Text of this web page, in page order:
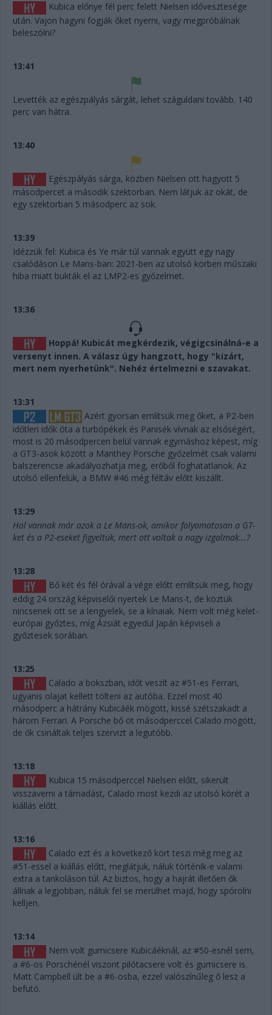
Kubica előnye fél perc felett Nielsen idővesztesége
után. Vajon hagyni fogják őket nyerni, vagy megpróbálnak
beleszólni?
13:41
Levették az egészpályás sárgát, lehet száguldani tovább. 140
perc van hátra.
13:40
Egészpályás sárga, közben Nielsen ott hagyott 5
másodpercet a második szektorban. Nem látjuk az okát, de
egy szektorban 5 másodperc az sok.
13:39
Idézzük fel: Kubica és Ye már túl vannak együtt egy nagy
csalódáson Le Mans-ban: 2021-ben az utolsó körben műszaki
hiba miatt bukták el az LMP2-es győzelmet.
13:36
Hoppá! Kubicát megkérdezik, végigcsinálná-e a
versenyt innen. A válasz úgy hangzott, hogy "kizárt,
mert nem nyerhetünk". Nehéz értelmezni e szavakat.
13:31
Azért gyorsan említsük meg őket, a P2-ben
időtlen idők óta a turbópékek és Panisék vívnak az elsőségért,
most is 20 másodpercen belül vannak egymáshoz képest, míg
a GT3-asok között a Manthey Porsche győzelmét csak valami
balszerencse akadályozhatja meg, erőből foghatatlanok. Az
utolsó ellenfelük, a BMW #46 még féltáv előtt kiszállt.
13:29
Hol vannak már azok a Le Mans-ok, amikor folyamatosan a GT-
ket és a P2-eseket figyeltük, mert ott voltak a nagy izgalmak...?
13:28
Bő két és fél órával a vége előtt említsük meg, hogy
eddig 24 ország képviselői nyertek Le Mans-t, de köztük
nincsenek ott se a lengyelek, se a kínaiak. Nem volt még kelet-
európai győztes, míg Ázsiát egyedül Japán képviseli a
győztesek sorában.
13:25
Calado a bokszban, időt veszít az #51-es Ferrari,
ugyanis olajat kellett tölteni az autóba. Ezzel most 40
másodperc a hátrány Kubicáék mögött, kissé szétszakadt a
három Ferrari. A Porsche bő öt másodperccel Calado mögött,
de ők csináltak teljes szervizt a legutóbb.
13:18
Kubica 15 másodperccel Nielsen előtt, sikerült
visszaverni a támadást, Calado most kezdi az utolsó körét a
kiállás előtt.
13:16
Calado ezt és a következő kört teszi még meg az
#51-essel a kiállás előtt, meglátjuk, náluk történik-e valami
extra a tankoláson túl. Az biztos, hogy a hajrát illetően ők
állnak a legjobban, náluk fel se merülhet majd, hogy spórolni
kelljen.
13:14
Nem volt gumicsere Kubicáéknál, az #50-esnél sem,
a #6-os Porschénél viszont pilótacsere volt és gumicsere is.
Matt Campbell ült be a #6-osba, ezzel valószínűleg ő lesz a
befutó.